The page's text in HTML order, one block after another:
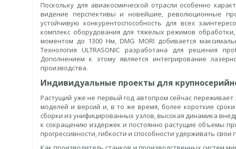
Поскольку для авиакосмической отрасли особенно
видение перспективы и новейшие, революционные
устойчивую конкурентоспособность для всех
комплекс оборудования для тяжелых режимов
моментом до 1300 Нм, DMG MORI добивается
Технология ULTRASONIC разработана для решения
Дополнением к этому является интегрирование
производства.
Индивидуальные проекты для
Растущий уже не первый год автопром сейчас
моделей и версий и, в то же время, более короткие
сборки из унифицированных узлов, высокая динамика
к сокращению издержек и постоянно растущие объемы
прогрессивности, гибкости и способности удерживать свои